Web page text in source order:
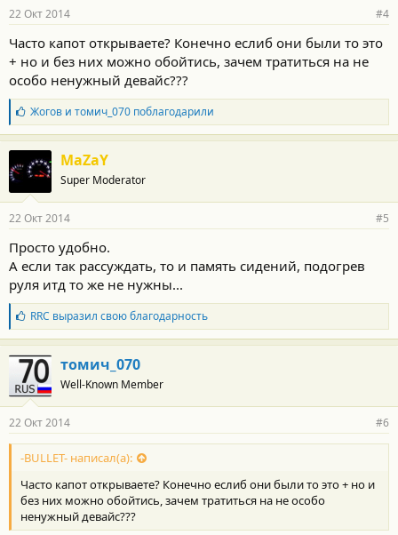
н
с
т
и
22 Окт 2014 #4
Часто капот открываете? Конечно еслиб они были то это
+ но и без них можно обойтись, зачем тратиться на не
особо ненужный девайс???
Б
л
а
г
о
д
а
н
с
т
и
Жогови томич_070поблагодарили
MaZaY
Super Moderator
22 Окт 2014 #5
Просто удобно.
А если так рассуждать, то и память сидений, подогрев
руля итд то же не нужны...
Б
л
а
г
о
д
а
н
о
с
и
:
RRC выразил свою благодарность
томич_070
Well-Known Member
22 Окт 2014 #6
-BULLET- написал(а):
Часто капот открываете? Конечно еслиб они были то это + но и
без них можно обойтись, зачем тратиться на не особо
ненужный девайс???